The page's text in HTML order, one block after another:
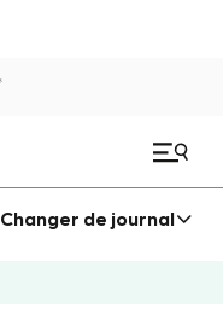
Changer de journal